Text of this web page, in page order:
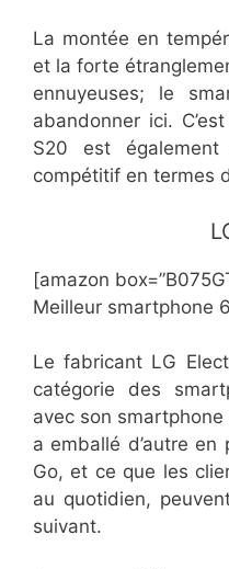
La montée en
et la forte
ennuyeuses; le
abandonner ici.
S20 est
compétitif en termes
[amazon
Meilleur smartphone
Le fabricant LG
catégorie des
avec son
a emballé d’autre
Go, et ce que les
au quotidien,
suivant.